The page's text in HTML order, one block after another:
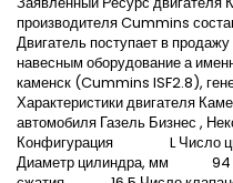
производителя Cummins
Двигатель поступает в
навесным оборудование а
каменск (Cummins ISF2.8),
Характеристики двигателя
автомобиля Газель Бизнес ,
Конфигурация L Число
Диаметр цилиндра, мм 94